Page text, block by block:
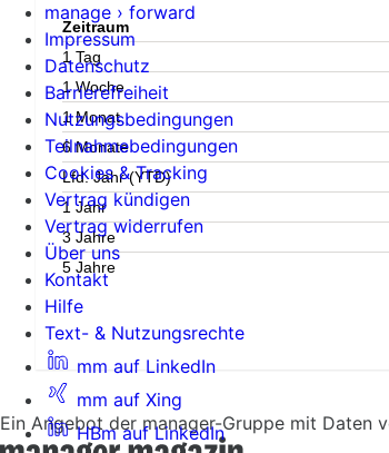
Zeitraum
1 Tag
1 Woche
1 Monat
6 Monate
Lfd. Jahr (YTD)
1 Jahr
3 Jahre
5 Jahre
Ein Angebot der manager-Gruppe mit Daten
manage › forward
Impressum
Datenschutz
Barrierefreiheit
Nutzungsbedingungen
Teilnahmebedingungen
Cookies & Tracking
Vertrag kündigen
Vertrag widerrufen
Über uns
Kontakt
Hilfe
Text- & Nutzungsrechte
mm auf LinkedIn
mm auf Xing
HBm auf LinkedIn